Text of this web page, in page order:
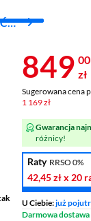
Cena
849 00
zł
Sugerowana cena
1 169 zł
Gwarancja
różnicy!
Raty RRSO 0%
42,45 złx 20
U Ciebie:już
Darmowa